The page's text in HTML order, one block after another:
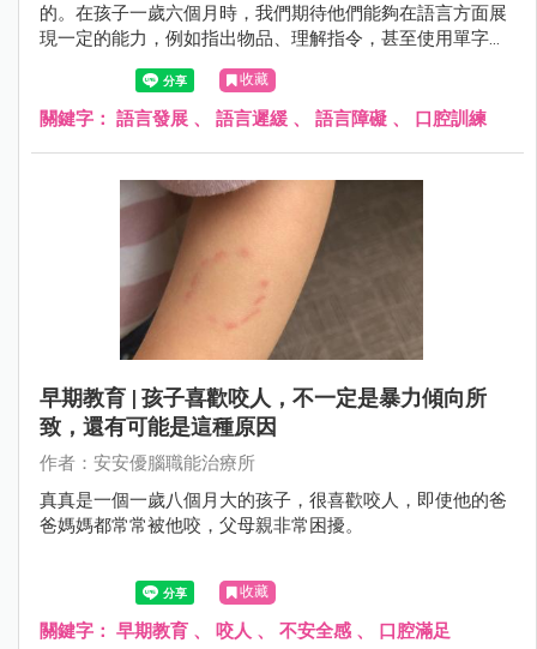
的。在孩子一歲六個月時，我們期待他們能夠在語言方面展
現一定的能力，例如指出物品、理解指令，甚至使用單字表
達需求。然而，若孩子未達到這些里程碑，家長往往會感到
困惑，擔心孩子的未來發展。
收藏
關鍵字： 語言發展 、 語言遲緩 、 語言障礙 、 口腔訓練
早期教育 | 孩子喜歡咬人，不一定是暴力傾向所
致，還有可能是這種原因
作者：安安優腦職能治療所
真真是一個一歲八個月大的孩子，很喜歡咬人，即使他的爸
爸媽媽都常常被他咬，父母親非常困擾。
收藏
關鍵字： 早期教育 、 咬人 、 不安全感 、 口腔滿足